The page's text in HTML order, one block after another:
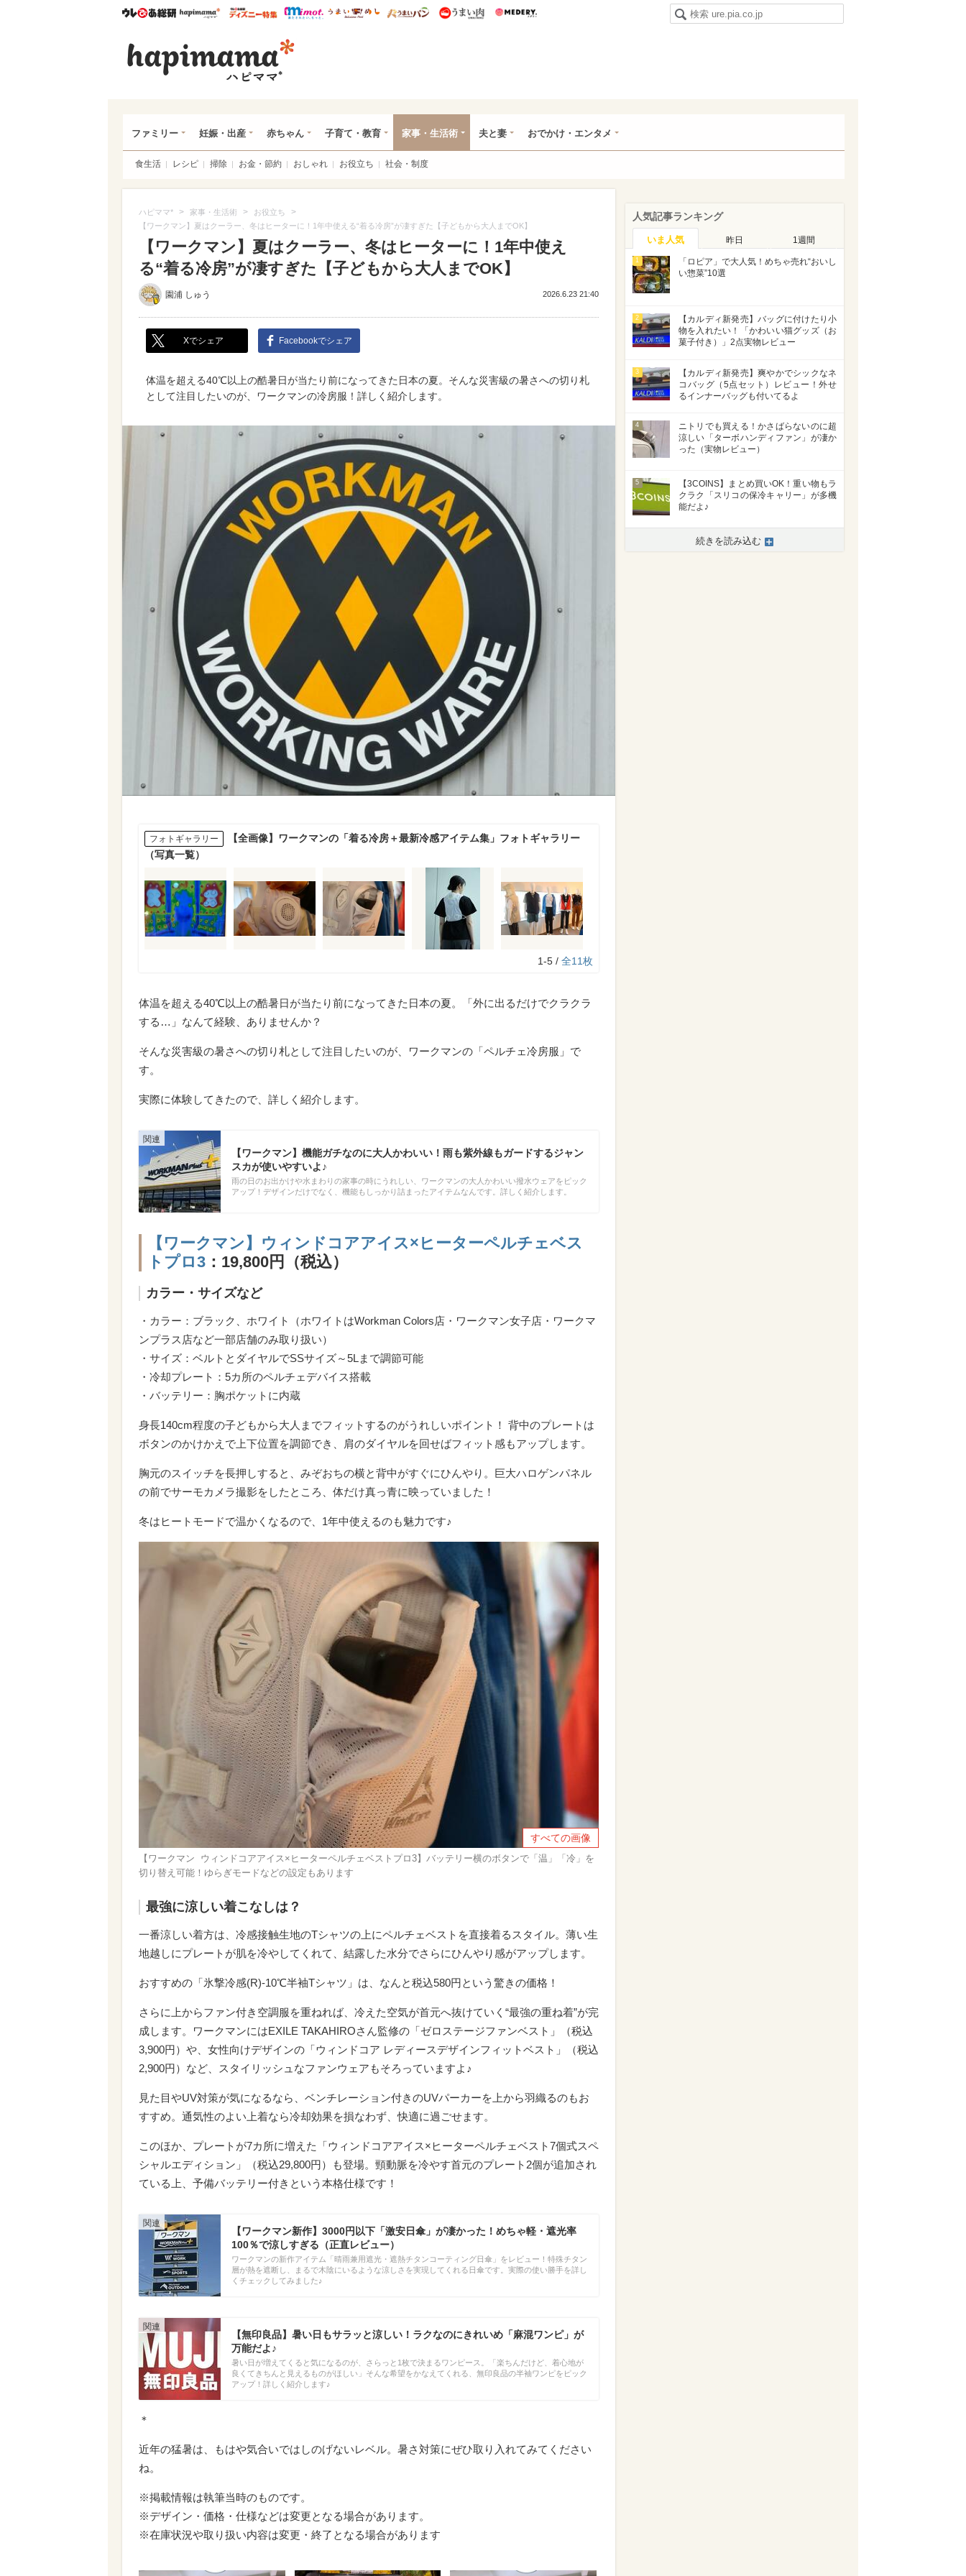
ウレぴあ総研ハピママ* ウレぴあ総研 ディズニー特集
mimot. うまいめし うまいパン うまい肉
ファミリー 妊娠・出産 赤ちゃん 子育て・教育 家事・生活術 夫と妻 おでかけ・エンタメ
食生活 レシピ 掃除 お金・節約 おしゃれ お役立ち 社会・制度
ハピママ* > 家事・生活術 > お役立ち >
【ワークマン】夏はクーラー、冬はヒーターに！1年中使える“着る冷房”が凄すぎた【子どもから大人までOK】
【ワークマン】夏はクーラー、冬はヒーターに！1年中使え
る“着る冷房”が凄すぎた【子どもから大人までOK】
園浦 しゅう 2026.6.23 21:40
Xでシェア Facebookでシェア
体温を超える40℃以上の酷暑日が当たり前になってきた日本の夏。そんな災害級の暑さへの切り札
として注目したいのが、ワークマンの冷房服！詳しく紹介します。
フォトギャラリー
【全画像】ワークマンの「着る冷房＋最新冷感アイテム集」フォトギャラリー
（写真一覧）
1-5 / 全11枚
体温を超える40℃以上の酷暑日が当たり前になってきた日本の夏。「外に出るだけでクラクラ
する…」なんて経験、ありませんか？
そんな災害級の暑さへの切り札として注目したいのが、ワークマンの「ペルチェ冷房服」で
す。
実際に体験してきたので、詳しく紹介します。
【ワークマン】機能ガチなのに大人かわいい！雨も紫外線もガードするジャン
スカが使いやすいよ♪
雨の日のお出かけや水まわりの家事の時にうれしい、ワークマンの大人かわいい撥水ウェアをピック
アップ！デザインだけでなく、機能もしっかり詰まったアイテムなんです。詳しく紹介します。
【ワークマン】ウィンドコアアイス×ヒーターペルチェベス
トプロ3 ：19,800円（税込）
カラー・サイズなど
・カラー：ブラック、ホワイト（ホワイトはWorkman Colors店・ワークマン女子店・ワークマ
ンプラス店など一部店舗のみ取り扱い）
・サイズ：ベルトとダイヤルでSSサイズ～5Lまで調節可能
・冷却プレート：5カ所のペルチェデバイス搭載
・バッテリー：胸ポケットに内蔵
身長140cm程度の子どもから大人までフィットするのがうれしいポイント！ 背中のプレートは
ボタンのかけかえで上下位置を調節でき、肩のダイヤルを回せばフィット感もアップします。
胸元のスイッチを長押しすると、みぞおちの横と背中がすぐにひんやり。巨大ハロゲンパネル
の前でサーモカメラ撮影をしたところ、体だけ真っ青に映っていました！
冬はヒートモードで温かくなるので、1年中使えるのも魅力です♪
すべての画像
【ワークマン ウィンドコアアイス×ヒーターペルチェベストプロ3】バッテリー横のボタンで「温」「冷」を
切り替え可能！ゆらぎモードなどの設定もあります
最強に涼しい着こなしは？
一番涼しい着方は、冷感接触生地のTシャツの上にペルチェベストを直接着るスタイル。薄い生
地越しにプレートが肌を冷やしてくれて、結露した水分でさらにひんやり感がアップします。
おすすめの「氷撃冷感(R)-10℃半袖Tシャツ」は、なんと税込580円という驚きの価格！
さらに上からファン付き空調服を重ねれば、冷えた空気が首元へ抜けていく“最強の重ね着”が完
成します。ワークマンにはEXILE TAKAHIROさん監修の「ゼロステージファンベスト」（税込
3,900円）や、女性向けデザインの「ウィンドコア レディースデザインフィットベスト」（税込
2,900円）など、スタイリッシュなファンウェアもそろっていますよ♪
見た目やUV対策が気になるなら、ベンチレーション付きのUVパーカーを上から羽織るのもお
すすめ。通気性のよい上着なら冷却効果を損なわず、快適に過ごせます。
このほか、プレートが7カ所に増えた「ウィンドコアアイス×ヒーターペルチェベスト7個式スペ
シャルエディション」（税込29,800円）も登場。頸動脈を冷やす首元のプレート2個が追加され
ている上、予備バッテリー付きという本格仕様です！
【ワークマン新作】3000円以下「激安日傘」が凄かった！めちゃ軽・遮光率
100％で涼しすぎる（正直レビュー）
ワークマンの新作アイテム「晴雨兼用遮光・遮熱チタンコーティング日傘」をレビュー！特殊チタン
層が熱を遮断し、まるで木陰にいるような涼しさを実現してくれる日傘です。実際の使い勝手を詳し
くチェックしてみました♪
【無印良品】暑い日もサラッと涼しい！ラクなのにきれいめ「麻混ワンピ」が
万能だよ♪
暑い日が増えてくると気になるのが、さらっと1枚で決まるワンピース。「楽ちんだけど、着心地が
良くてきちんと見えるものがほしい」そんな希望をかなえてくれる、無印良品の半袖ワンピをピック
アップ！詳しく紹介します♪
＊
近年の猛暑は、もはや気合いではしのげないレベル。暑さ対策にぜひ取り入れてみてください
ね。
※掲載情報は執筆当時のものです。
※デザイン・価格・仕様などは変更となる場合があります。
※在庫状況や取り扱い内容は変更・終了となる場合があります
人気記事ランキング
いま人気 昨日 1週間
1
「ロピア」で大人気！めちゃ売れ“おいし
い惣菜”10選
2
【カルディ新発売】バッグに付けたり小
物を入れたい！「かわいい猫グッズ（お
菓子付き）」2点実物レビュー
3
【カルディ新発売】爽やかでシックなネ
コバッグ（5点セット）レビュー！外せ
るインナーバッグも付いてるよ
4
ニトリでも買える！かさばらないのに超
涼しい「ターボハンディファン」が凄か
った（実物レビュー）
5
【3COINS】まとめ買いOK！重い物もラ
クラク「スリコの保冷キャリー」が多機
能だよ♪
続きを読み込む